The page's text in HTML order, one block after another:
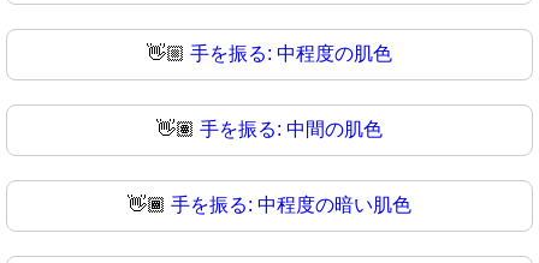
👋🏼 手を振る: 中程度の肌色
👋🏽 手を振る: 中間の肌色
👋🏾 手を振る: 中程度の暗い肌色